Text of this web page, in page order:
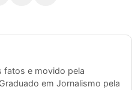
fatos e movido pela
em Jornalismo pela